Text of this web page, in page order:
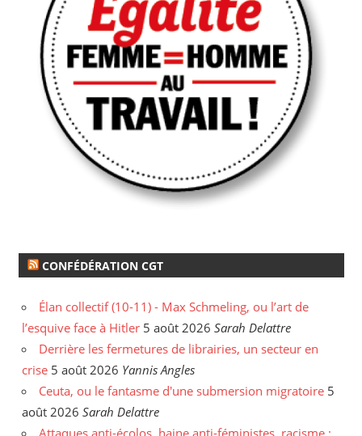
CONFÉDÉRATION CGT
Élan collectif (10-11) - Max Schmeling, ou l’art de
l’esquive face à Hitler 5 août 2026 Sarah Delattre
Derrière les fermetures de librairies, un secteur en
crise 5 août 2026 Yannis Angles
Ceuta, ou le fantasme d'une submersion migratoire 5
août 2026 Sarah Delattre
Attaques anti-écolos, haine anti-féministes, racisme :